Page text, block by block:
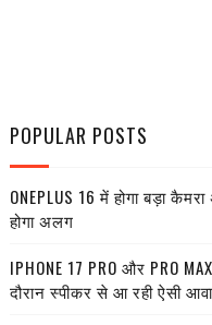
POPULAR POSTS
ONEPLUS 16 में होगा बड़ा
होगा अलग
IPHONE 17 PRO और PRO
दौरान स्पीकर से आ रही ऐसी